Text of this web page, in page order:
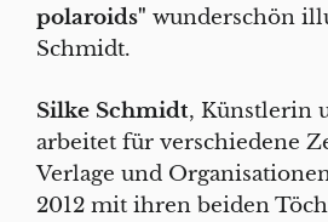
polaroids" wunderschön
Schmidt.
Silke Schmidt, Künstlerin
arbeitet für verschiedene
Verlage und
2012 mit ihren beiden